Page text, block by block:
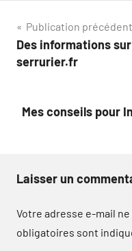
Navigation
de
Publication
Des informations
serrurier.fr
Mes conseils pour
Laisser un
Votre adresse e-mail ne
obligatoires sont